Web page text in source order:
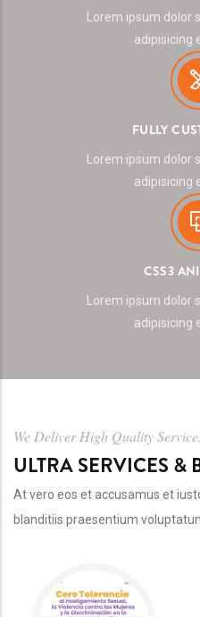
Lorem ipsum dolor
adipisicing
FULLY
Lorem ipsum
adipisicing
CSS3
Lorem ipsum
adipisicing
We Deliver High Quality
ULTRA SERVICES &
At vero eos et accusamus et
blanditiis praesentium